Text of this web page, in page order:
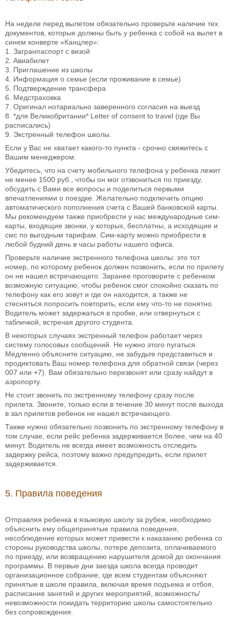
На неделе перед вылетом обязательно проверьте наличие тех
документов, которые должны быть у ребенка с собой на вылет в
синем конверте «Канцлер»:
1. Загранпаспорт с визой
2. Авиабилет
3. Приглашение из школы
4. Информация о семье (если проживание в семье)
5. Подтверждение трансфера
6. Медстраховка
7. Оригинал нотариально заверенного согласия на выезд
8. *для Великобритании* Letter of consent to travel (где Вы
расписались)
9. Экстренный телефон школы.
Если у Вас не хватает какого-то пункта - срочно свяжитесь с
Вашим менеджером.
Убедитесь, что на счету мобильного телефона у ребенка лежит
не менее 1500 руб., чтобы он мог отзвониться по приезду,
обсудить с Вами все вопросы и поделиться первыми
впечатлениями о поездке. Желательно подключить опцию
автоматического пополнения счета с Вашей банковской карты.
Мы рекомендуем также приобрести у нас международные сим-
карты, входящие звонки, у которых, бесплатны, а исходящие и
смс по выгодным тарифам. Сим-карту можно приобрести в
любой будний день в часы работы нашего офиса.
Проверьте наличие экстренного телефона школы: это тот
номер, по которому ребенок должен позвонить, если по прилету
он не нашел встречающего. Заранее проговорите с ребенком
возможную ситуацию, чтобы ребенок смог спокойно сказать по
телефону как его зовут и где он находится, а также не
стесняться попросить повторить, если ему что-то не понятно.
Водитель может задержаться в пробке, или отвернуться с
табличкой, встречая другого студента.
В некоторых случаях экстренный телефон работает через
систему голосовых сообщений. Не нужно этого пугаться.
Медленно объясните ситуацию, не забудьте представиться и
продиктовать Ваш номер телефона для обратной связи (через
007 или +7). Вам обязательно перезвонят или сразу найдут в
аэропорту.
Не стоит звонить по экстренному телефону сразу после
прилета. Звоните, только если в течение 30 минут после выхода
в зал прилетов ребенок не нашел встречающего.
Также нужно обязательно позвонить по экстренному телефону в
том случае, если рейс ребенка задерживается более, чем на 40
минут. Водитель не всегда имеет возможность отследить
задержку рейса, поэтому важно предупредить, если прилет
задерживается.
5. Правила поведения
Отправляя ребенка в языковую школу за рубеж, необходимо
объяснить ему общепринятые правила поведения,
несоблюдение которых может привести к наказанию ребенка со
стороны руководства школы, потере депозита, оплачиваемого
по приезду, или возвращению нарушителя домой до окончания
программы. В первые дни заезда школа всегда проводит
организационное собрание, где всем студентам объясняют
принятые в школе правила, включая время подъема и отбоя,
расписание занятий и других мероприятий, возможность/
невозможности покидать территорию школы самостоятельно
без сопровождения.